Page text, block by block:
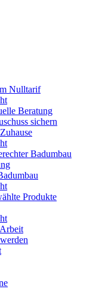
Nulltarif
Beratung
sichern
Badumbau
Produkte